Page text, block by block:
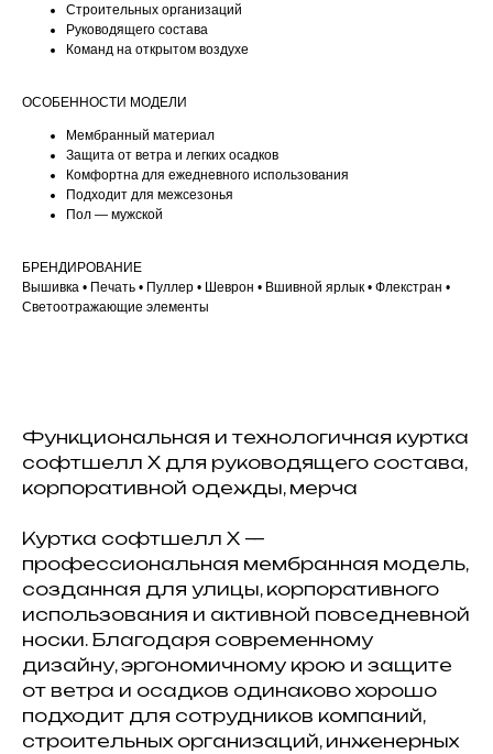
Строительных организаций
Руководящего состава
Команд на открытом воздухе
ОСОБЕННОСТИ МОДЕЛИ
Мембранный материал
Защита от ветра и легких осадков
Комфортна для ежедневного использования
Подходит для межсезонья
Пол — мужской
БРЕНДИРОВАНИЕ
Вышивка • Печать • Пуллер • Шеврон • Вшивной ярлык • Флекстран •
Светоотражающие элементы
Функциональная и технологичная куртка
софтшелл X для руководящего состава,
корпоративной одежды, мерча
Куртка софтшелл X —
профессиональная мембранная модель,
созданная для улицы, корпоративного
использования и активной повседневной
носки. Благодаря современному
дизайну, эргономичному крою и защите
от ветра и осадков одинаково хорошо
подходит для сотрудников компаний,
строительных организаций, инженерных